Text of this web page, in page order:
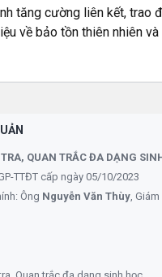
tăng cường liên kết, trao
về bảo tồn thiên nhiên
QUAN TRẮC ĐA DẠNG
TTĐT cấp ngày 05/10/2023
Ông Nguyễn Văn Thùy ,